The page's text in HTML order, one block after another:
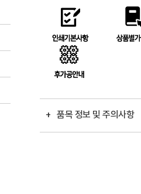
+ 품목 정보 및 주의사항